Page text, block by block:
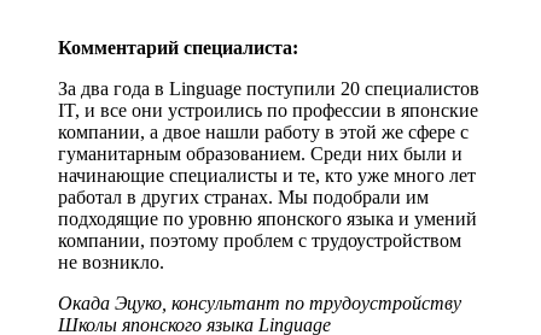
Комментарий специалиста:
За два года в Linguage поступили 20 специалистов
IT, и все они устроились по профессии в японские
компании, а двое нашли работу в этой же сфере с
гуманитарным образованием. Среди них были и
начинающие специалисты и те, кто уже много лет
работал в других странах. Мы подобрали им
подходящие по уровню японского языка и умений
компании, поэтому проблем с трудоустройством
не возникло.
Окада Эцуко, консультант по трудоустройству
Школы японского языка Linguage